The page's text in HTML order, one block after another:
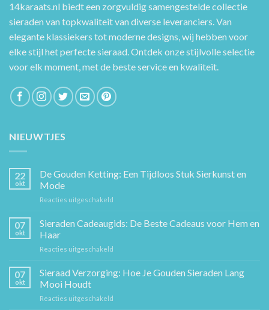
14karaats.nl biedt een zorgvuldig samengestelde collectie
sieraden van topkwaliteit van diverse leveranciers. Van
elegante klassiekers tot moderne designs, wij hebben voor
elke stijl het perfecte sieraad. Ontdek onze stijlvolle selectie
voor elk moment, met de beste service en kwaliteit.
NIEUWTJES
22
okt
De Gouden Ketting: Een Tijdloos Stuk Sierkunst en
Mode
Reacties uitgeschakeld
Gouden
Ketting:
Sierkunst
en
07
okt
Sieraden Cadeaugids: De Beste Cadeaus voor Hem en
Haar
Reacties uitgeschakeld
Cadeaugids:
De
07
okt
Sieraad Verzorging: Hoe Je Gouden Sieraden Lang
Mooi Houdt
Reacties uitgeschakeld